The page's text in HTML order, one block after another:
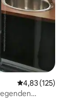
4,83 (125)